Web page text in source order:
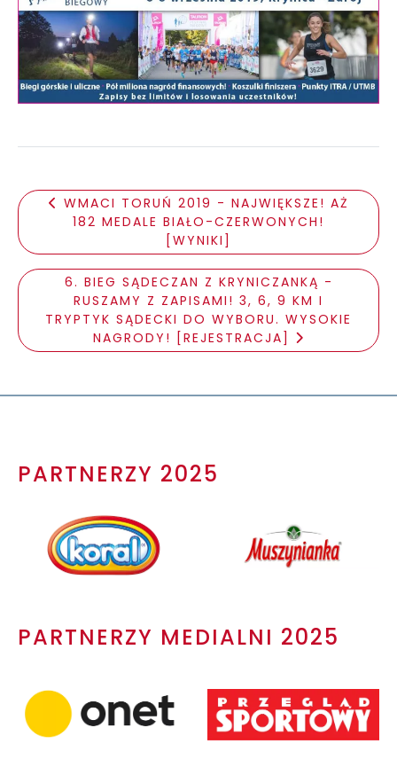
WMACI TORUŃ 2019 - NAJWIĘKSZE! AŻ
182 MEDALE BIAŁO-CZERWONYCH!
[WYNIKI]
6. BIEG SĄDECZAN Z KRYNICZANKĄ -
RUSZAMY Z ZAPISAMI! 3, 6, 9 KM I
TRYPTYK SĄDECKI DO WYBORU. WYSOKIE
NAGRODY! [REJESTRACJA]
PARTNERZY 2025
PARTNERZY MEDIALNI 2025